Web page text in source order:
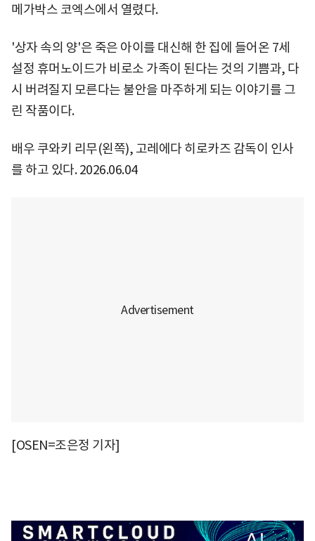
메가박스 코엑스에서 열렸다.
'상자 속의 양'은 죽은 아이를 대신해 한 집에 들어온 7세
설정 휴머노이드가 비로소 가족이 된다는 것의 기쁨과, 다
시 버려질지 모른다는 불안을 마주하게 되는 이야기를 그
린 작품이다.
배우 쿠와키 리무(왼쪽), 고레에다 히로카즈 감독이 인사
를 하고 있다. 2026.06.04
[OSEN=조은정 기자]